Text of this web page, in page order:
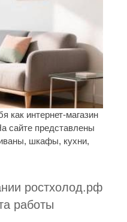
как интернет-магазин
сайте представлены
шкафы, кухни,
ростхолод.рф
работы